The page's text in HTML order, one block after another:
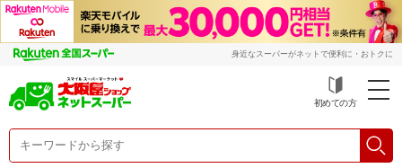
身近なスーパーがネットで便利に・おトクに
初めての方